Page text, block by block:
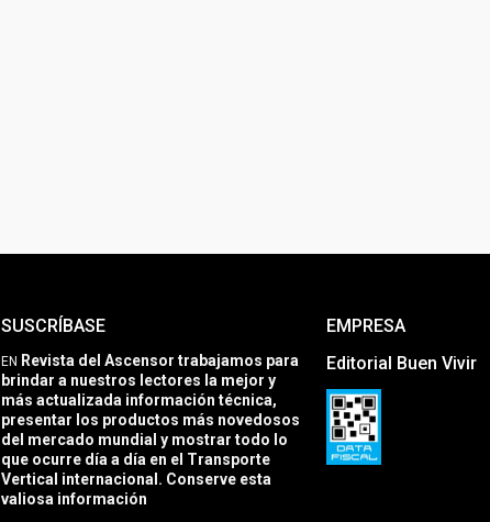
SUSCRÍBASE
EN Revista del Ascensor trabajamos para
brindar a nuestros lectores la mejor y
más actualizada información técnica,
presentar los productos más novedosos
del mercado mundial y mostrar todo lo
que ocurre día a día en el Transporte
Vertical internacional. Conserve esta
valiosa información
EMPRESA
Editorial Buen Vivir